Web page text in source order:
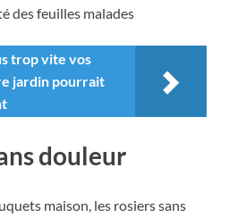
des feuilles malades
trop vite vos
jardin pourrait
douleur
maison, les rosiers sans